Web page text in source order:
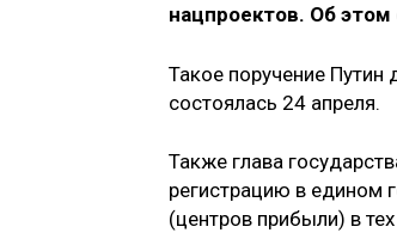
нацпроектов. Об
Такое поручение Путин
состоялась 24 апреля.
Также глава
регистрацию в едином
(центров прибыли) в